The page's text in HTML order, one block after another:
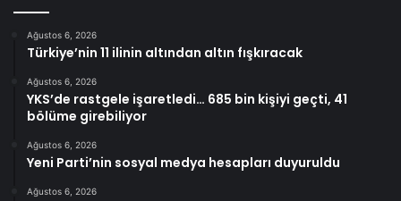
Ağustos 6, 2026
Türkiye’nin 11 ilinin altından altın fışkıracak
Ağustos 6, 2026
YKS’de rastgele işaretledi… 685 bin kişiyi geçti, 41
bölüme girebiliyor
Ağustos 6, 2026
Yeni Parti’nin sosyal medya hesapları duyuruldu
Ağustos 6, 2026